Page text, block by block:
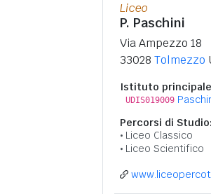
Liceo
P. Paschini
Via Ampezzo 18
33028 Tolmezzo
Istituto
UDIS019009
Percorsi di Studio:
Liceo Classico
Liceo Scientifico